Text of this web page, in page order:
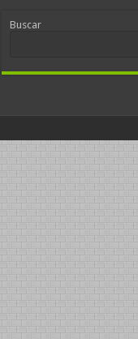
Buscar